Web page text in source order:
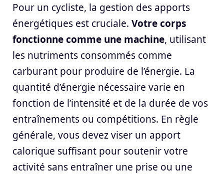
Pour un cycliste, la gestion des apports
énergétiques est cruciale. Votre corps
fonctionne comme une machine, utilisant
les nutriments consommés comme
carburant pour produire de l’énergie. La
quantité d’énergie nécessaire varie en
fonction de l’intensité et de la durée de vos
entraînements ou compétitions. En règle
générale, vous devez viser un apport
calorique suffisant pour soutenir votre
activité sans entraîner une prise ou une